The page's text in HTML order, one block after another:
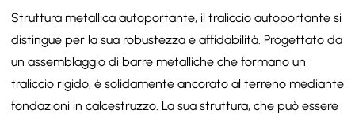
Struttura metallica autoportante, il traliccio autoportante si
distingue per la sua robustezza e affidabilità. Progettato da
un assemblaggio di barre metalliche che formano un
traliccio rigido, è solidamente ancorato al terreno mediante
fondazioni in calcestruzzo. La sua struttura, che può essere